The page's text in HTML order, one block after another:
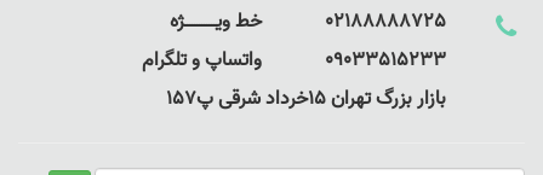
02188888725 خط ویـــــــــــــژه
09033515233 واتساپ و تلگرام
بازار بزرگ تهران 15خرداد شرقی پ157